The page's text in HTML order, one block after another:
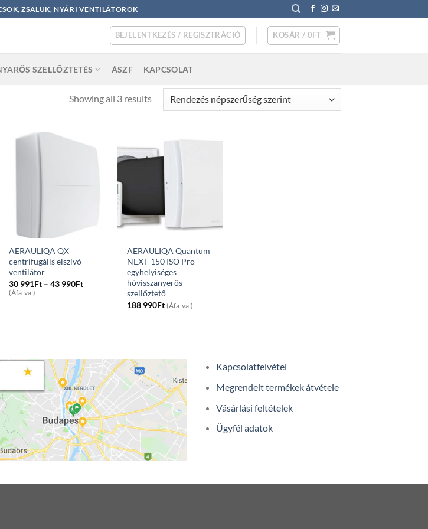
ZSALUK, NYÁRI VENTILÁTOROK
BEJELENTKEZÉS / REGISZTRÁCIÓ KOSÁR / 0FT
SZELLŐZTETÉS ÁSZF KAPCSOLAT
Showing all 3 resultsSorted
AERAULIQA QX
centrifugális elszívó
ventilátor
30 991Ft – 43 990FtPrice
(Áfa-val)
AERAULIQA Quantum
NEXT-150 ISO Pro
egyhelyiséges
hővisszanyerős
szellőztető
188 990Ft (Áfa-val)
Kapcsolatfelvétel
Megrendelt termékek átvétele
Vásárlási feltételek
Ügyfél adatok